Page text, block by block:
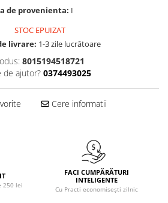
si
conditioner
de provenienta: I
STOC EPUIZAT
livrare: 1-3 zile lucrătoare
8015194518721
de ajutor? 0374493025
Cere informatii
250 lei
FACI CUMPĂRĂTURI
INTELIGENTE
Cu Practi economisești zilnic